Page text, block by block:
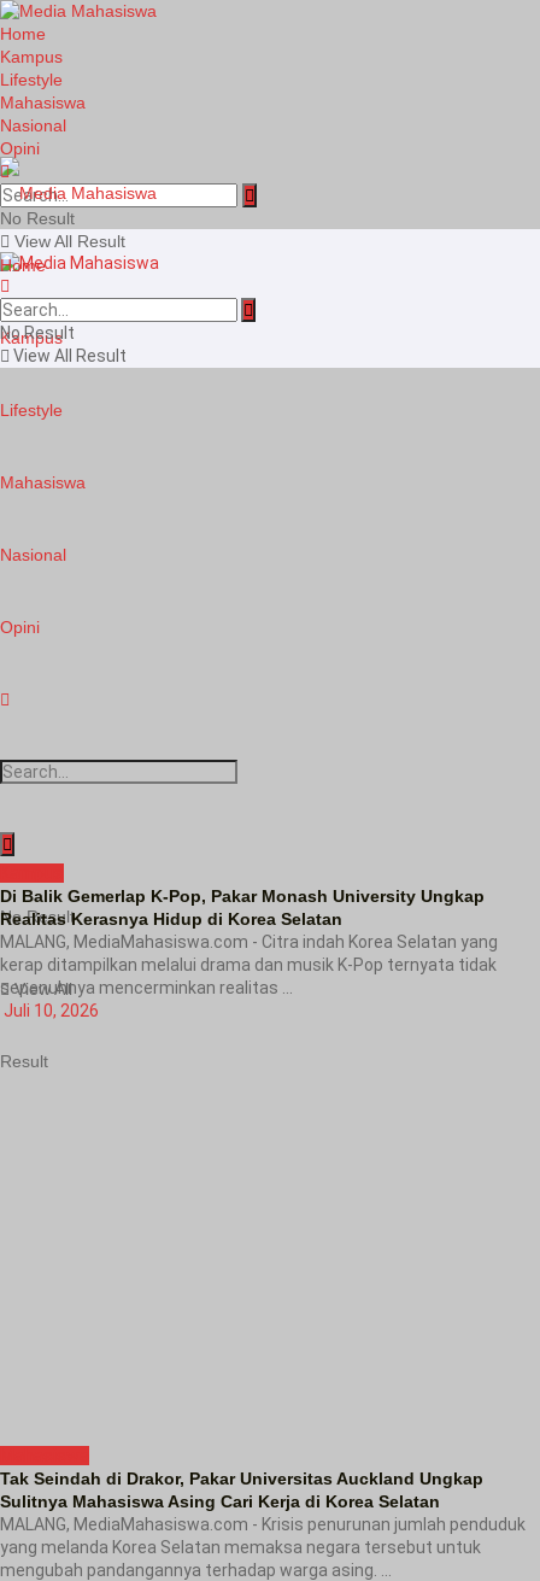
Home
Kampus
Lifestyle
Mahasiswa
Nasional
Opini
No Result
View All Result
Home
Kampus
Lifestyle
Mahasiswa
Nasional
Opini
No Result
View All
Result
No Result
View All Result
Di Balik Gemerlap K-Pop, Pakar Monash University Ungkap
Realitas Kerasnya Hidup di Korea Selatan
MALANG, MediaMahasiswa.com - Citra indah Korea Selatan yang
kerap ditampilkan melalui drama dan musik K-Pop ternyata tidak
sepenuhnya mencerminkan realitas ...
Juli 10, 2026
Tak Seindah di Drakor, Pakar Universitas Auckland Ungkap
Sulitnya Mahasiswa Asing Cari Kerja di Korea Selatan
MALANG, MediaMahasiswa.com - Krisis penurunan jumlah penduduk
yang melanda Korea Selatan memaksa negara tersebut untuk
mengubah pandangannya terhadap warga asing. ...